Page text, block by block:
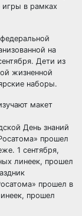
игры в рамках
на
Дети из
жизненной
наборы.